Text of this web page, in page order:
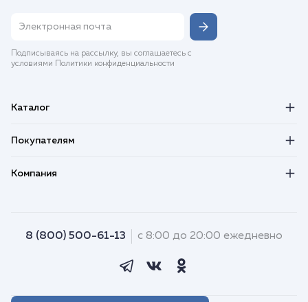
Подписываясь на рассылку, вы соглашаетесь с
условиями Политики конфиденциальности
Каталог
Покупателям
Компания
8 (800) 500-61-13 с 8:00 до 20:00 ежедневно